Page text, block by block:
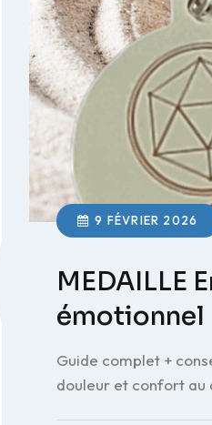
9 FÉVRIER 2026
MEDAILLE
émotionnel
Guide complet +
douleur et confort au